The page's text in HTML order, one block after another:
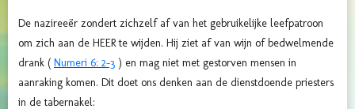
De nazireeër zondert zichzelf af van het gebruikelijke leefpatroon
om zich aan de HEER te wijden. Hij ziet af van wijn of bedwelmende
drank ( Numeri 6: 2-3 ) en mag niet met gestorven mensen in
aanraking komen. Dit doet ons denken aan de dienstdoende priesters
in de tabernakel: